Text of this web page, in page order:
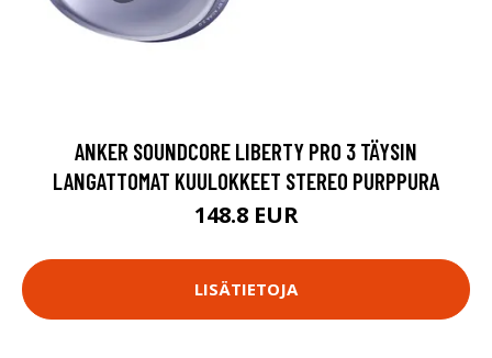
ANKER SOUNDCORE LIBERTY PRO 3 TÄYSIN
LANGATTOMAT KUULOKKEET STEREO PURPPURA
148.8 EUR
LISÄTIETOJA